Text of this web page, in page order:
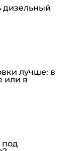
дизельный
лучше: в
или в
под